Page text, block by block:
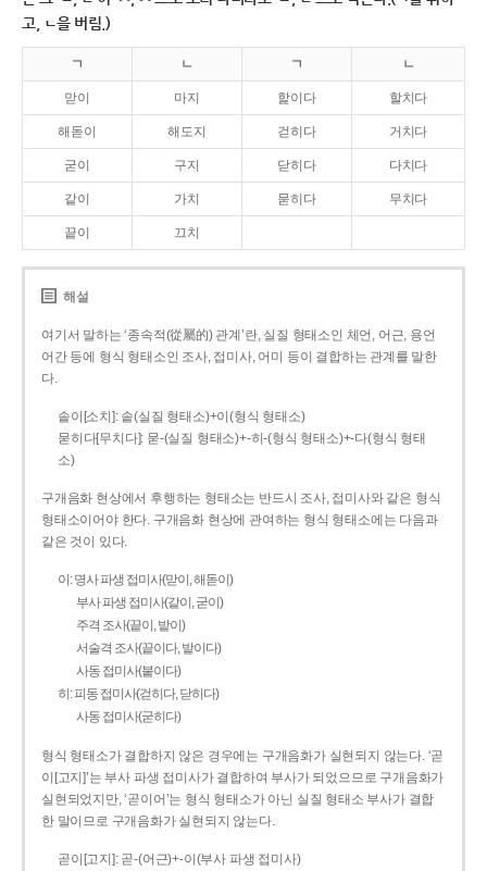
고, ㄴ을 버림.)
ㄱ ㄴ ㄱ ㄴ
맏이 마지 핥이다 할치다
해돋이 해도지 걷히다 거치다
굳이 구지 닫히다 다치다
같이 가치 묻히다 무치다
끝이 끄치
해설
여기서 말하는 ‘종속적(從屬的) 관계’란, 실질 형태소인 체언, 어근, 용언
어간 등에 형식 형태소인 조사, 접미사, 어미 등이 결합하는 관계를 말한
다.
솥이[소치]: 솥(실질 형태소)+이(형식 형태소)
묻히다[무치다]: 묻­-(실질 형태소)+­-히­-(형식 형태소)+-다(형식 형태
소)
구개음화 현상에서 후행하는 형태소는 반드시 조사, 접미사와 같은 형식
형태소이어야 한다. 구개음화 현상에 관여하는 형식 형태소에는 다음과
같은 것이 있다.
이: 명사 파생 접미사(맏이, 해돋이)
부사 파생 접미사(같이, 굳이)
주격 조사(끝이, 밭이)
서술격 조사(끝이다, 밭이다)
사동 접미사(붙이다)
히: 피동 접미사(걷히다, 닫히다)
사동 접미사(굳히다)
형식 형태소가 결합하지 않은 경우에는 구개음화가 실현되지 않는다. ‘곧
이[고지]’는 부사 파생 접미사가 결합하여 부사가 되었으므로 구개음화가
실현되었지만, ‘곧이어’는 형식 형태소가 아닌 실질 형태소 부사가 결합
한 말이므로 구개음화가 실현되지 않는다.
곧이[고지]: 곧-­(어근)+­-이(부사 파생 접미사)